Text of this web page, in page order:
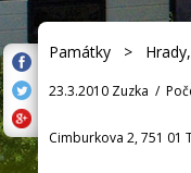
Památky >
23.3.2010 Zuzka /
Cimburkova 2, 751 01